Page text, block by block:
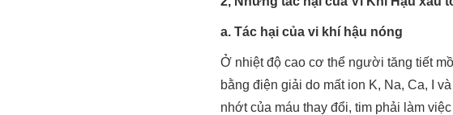
a. Tác hại của vi khí hậu nóng
Ở nhiệt độ cao cơ thể người tăng tiết
bằng điện giải do mất ion K, Na, Ca, I
nhớt của máu thay đổi, tim phải làm